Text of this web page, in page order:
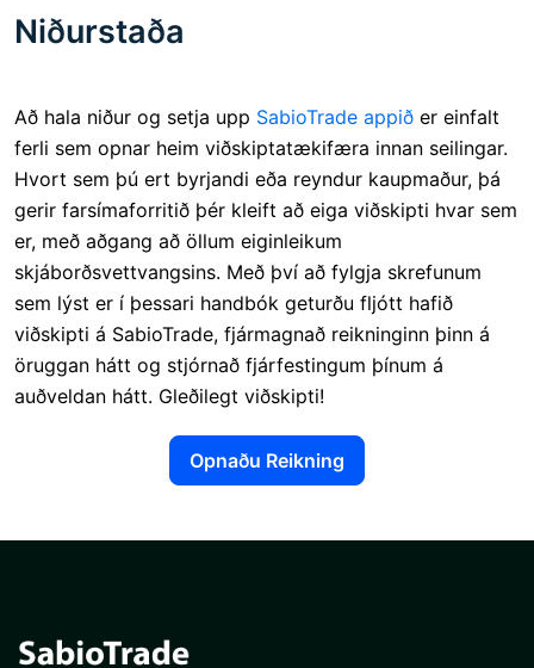
Niðurstaða
Að hala niður og setja upp SabioTrade appið er einfalt
ferli sem opnar heim viðskiptatækifæra innan seilingar.
Hvort sem þú ert byrjandi eða reyndur kaupmaður, þá
gerir farsímaforritið þér kleift að eiga viðskipti hvar sem
er, með aðgang að öllum eiginleikum
skjáborðsvettvangsins. Með því að fylgja skrefunum
sem lýst er í þessari handbók geturðu fljótt hafið
viðskipti á SabioTrade, fjármagnað reikninginn þinn á
öruggan hátt og stjórnað fjárfestingum þínum á
auðveldan hátt. Gleðilegt viðskipti!
Opnaðu Reikning